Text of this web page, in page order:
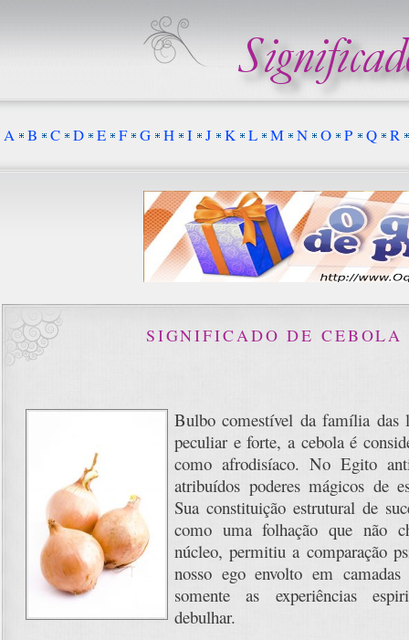
SIGNIFICADO DE CEBOLA
Bulbo comestível da família das
peculiar e forte, a cebola é
como afrodisíaco. No Egito
atribuídos poderes mágicos de
Sua constituição estrutural de
como uma folhação que não
núcleo, permitiu a comparação
nosso ego envolto em
somente as experiências
debulhar.
A B C D E F G H I J K L M N O P Q R